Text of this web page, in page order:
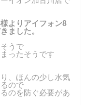
よりアイフォン8
ました。
うで
ったそうです
、ほんの少し水気
ので
のを防ぐ必要があ